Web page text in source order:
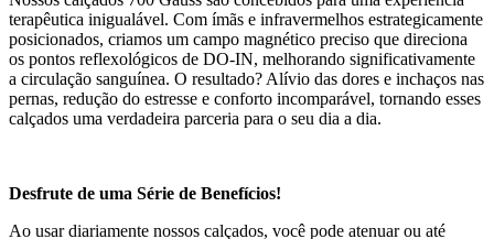
terapêutica inigualável. Com ímãs e infravermelhos estrategicamente
posicionados, criamos um campo magnético preciso que direciona
os pontos reflexológicos de DO-IN, melhorando significativamente
a circulação sanguínea. O resultado? Alívio das dores e inchaços nas
pernas, redução do estresse e conforto incomparável, tornando esses
calçados uma verdadeira parceria para o seu dia a dia.
Desfrute de uma Série de Benefícios!
Ao usar diariamente nossos calçados, você pode atenuar ou até